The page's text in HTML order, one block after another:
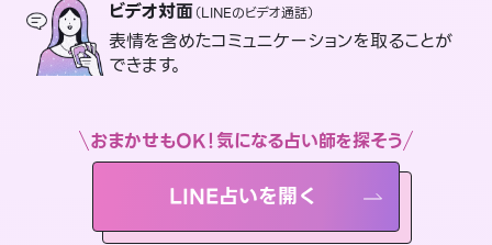
ビデオ対面（LINEのビデオ通話）
表情を含めたコミュニケーションを取ることが
できます。
おまかせもOK！気になる占い師を探そう
LINE占いを開く